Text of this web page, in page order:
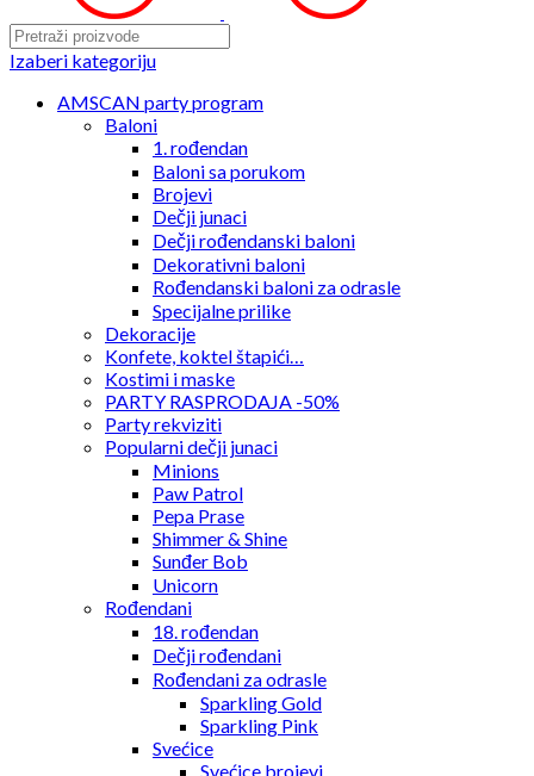
Izaberi kategoriju
AMSCAN party program
Baloni
1. rođendan
Baloni sa porukom
Brojevi
Dečji junaci
Dečji rođendanski baloni
Dekorativni baloni
Rođendanski baloni za odrasle
Specijalne prilike
Dekoracije
Konfete, koktel štapići…
Kostimi i maske
PARTY RASPRODAJA -50%
Party rekviziti
Popularni dečji junaci
Minions
Paw Patrol
Pepa Prase
Shimmer & Shine
Sunđer Bob
Unicorn
Rođendani
18. rođendan
Dečji rođendani
Rođendani za odrasle
Sparkling Gold
Sparkling Pink
Svećice
Svećice brojevi